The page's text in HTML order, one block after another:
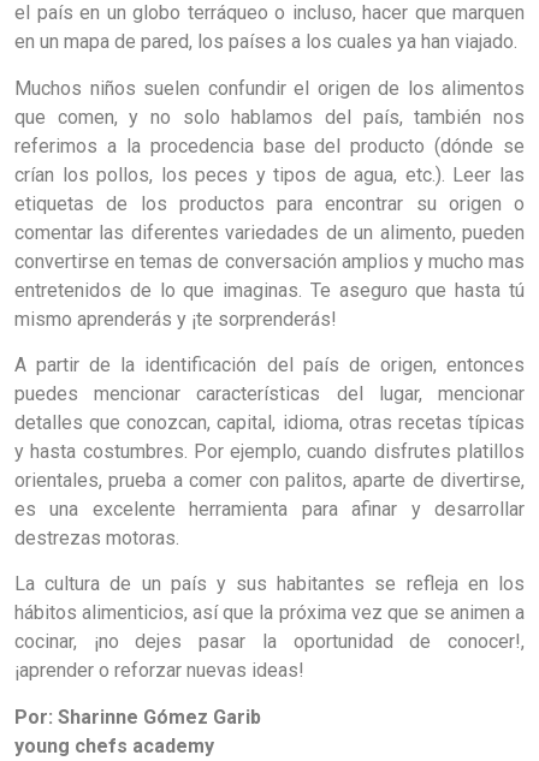
el país en un globo terráqueo o incluso, hacer que marquen
en un mapa de pared, los países a los cuales ya han viajado.
Muchos niños suelen confundir el origen de los alimentos
que comen, y no solo hablamos del país, también nos
referimos a la procedencia base del producto (dónde se
crían los pollos, los peces y tipos de agua, etc.). Leer las
etiquetas de los productos para encontrar su origen o
comentar las diferentes variedades de un alimento, pueden
convertirse en temas de conversación amplios y mucho mas
entretenidos de lo que imaginas. Te aseguro que hasta tú
mismo aprenderás y ¡te sorprenderás!
A partir de la identificación del país de origen, entonces
puedes mencionar características del lugar, mencionar
detalles que conozcan, capital, idioma, otras recetas típicas
y hasta costumbres. Por ejemplo, cuando disfrutes platillos
orientales, prueba a comer con palitos, aparte de divertirse,
es una excelente herramienta para afinar y desarrollar
destrezas motoras.
La cultura de un país y sus habitantes se refleja en los
hábitos alimenticios, así que la próxima vez que se animen a
cocinar, ¡no dejes pasar la oportunidad de conocer!,
¡aprender o reforzar nuevas ideas!
Por: Sharinne Gómez Garib
young chefs academy